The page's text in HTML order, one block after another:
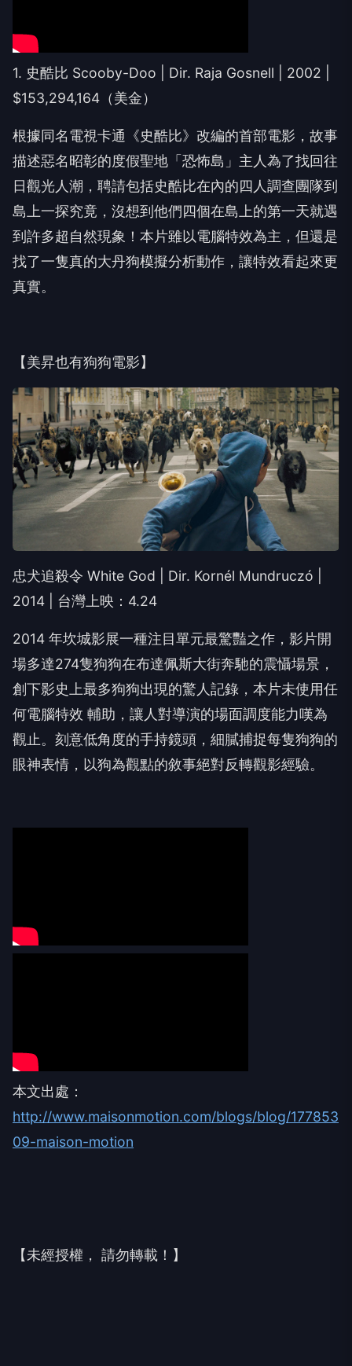
1. 史酷比 Scooby-Doo | Dir. Raja Gosnell | 2002 |
$153,294,164（美金）
根據同名電視卡通《史酷比》改編的首部電影，故事
描述惡名昭彰的度假聖地「恐怖島」主人為了找回往
日觀光人潮，聘請包括史酷比在內的四人調查團隊到
島上一探究竟，沒想到他們四個在島上的第一天就遇
到許多超自然現象！本片雖以電腦特效為主，但還是
找了一隻真的大丹狗模擬分析動作，讓特效看起來更
真實。
【美昇也有狗狗電影】
忠犬追殺令 White God | Dir. Kornél Mundruczó |
2014 | 台灣上映：4.24
2014 年坎城影展一種注目單元最驚豔之作，影片開
場多達274隻狗狗在布達佩斯大街奔馳的震懾場景，
創下影史上最多狗狗出現的驚人記錄，本片未使用任
何電腦特效 輔助，讓人對導演的場面調度能力嘆為
觀止。刻意低角度的手持鏡頭，細膩捕捉每隻狗狗的
眼神表情，以狗為觀點的敘事絕對反轉觀影經驗。
本文出處：
http://www.maisonmotion.com/blogs/blog/177853
09-maison-motion
【未經授權， 請勿轉載！】